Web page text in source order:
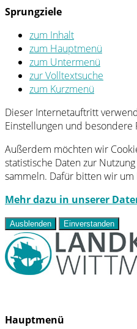
Sprungziele
zum Inhalt
zum Hauptmenü
zum Untermenü
zur Volltextsuche
zum Kurzmenü
Dieser Internetauftritt
Einstellungen und besondere
Außerdem möchten wir
statistische Daten zur
sammeln. Dafür bitten wir um
Mehr dazu in unserer
Ausblenden Einverstanden
Hauptmenü